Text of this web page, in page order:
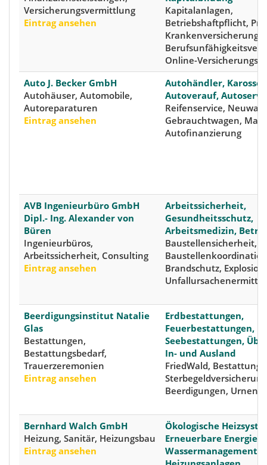
Versicherungsvermittlung
Eintrag ansehen
Kapitalanlagen,
Betriebshaftpflicht,
Online-
Auto J. Becker GmbH
Autohäuser, Automobile,
Autoreparaturen
Eintrag ansehen
Autohändler,
Autoverauf,
Reifenservice,
Gebrauchtwagen,
Autofinanzierung
AVB Ingenieurbüro GmbH
Dipl.- Ing. Alexander von
Büren
Ingenieurbüros,
Arbeitssicherheit, Consulting
Eintrag ansehen
Arbeitssicherheit,
Gesundheitsschutz,
Arbeitsmedizin,
Baustellensicherheit,
Brandschutz,
Beerdigungsinstitut Natalie
Glas
Bestattungen,
Bestattungsbedarf,
Trauerzeremonien
Eintrag ansehen
Erdbestattungen,
Feuerbestattungen,
Seebestattungen,
In- und Ausland
FriedWald,
Beerdigungen,
Bernhard Walch GmbH
Heizung, Sanitär, Heizungsbau
Eintrag ansehen
Ökologische
Erneuerbare Energien,
Wassermanagement,